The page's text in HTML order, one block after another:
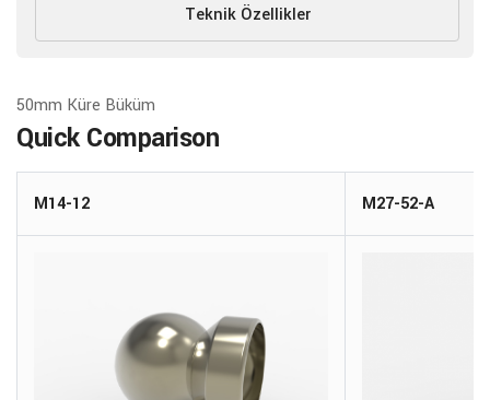
Teknik Özellikler
50mm Küre Büküm
Quick Comparison
M14-12 M27-52-A